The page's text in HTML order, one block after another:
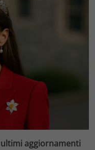
ultimi aggiornamenti